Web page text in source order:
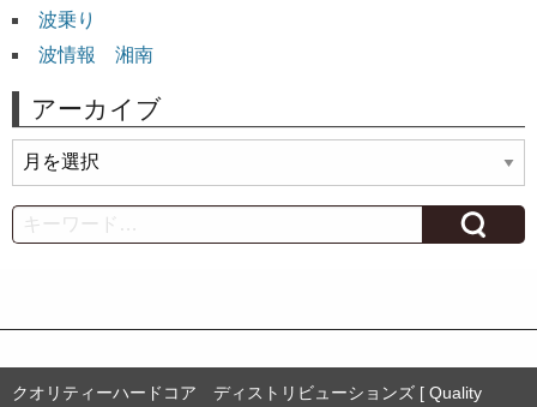
波乗り
波情報 湘南
アーカイブ
ー
カ
イ
Search
クオリティーハードコア ディストリビューションズ [ Quality